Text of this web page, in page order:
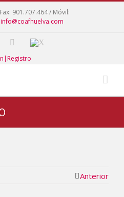
901.707.464 / Móvil:
info@coafhuelva.com
Anterior